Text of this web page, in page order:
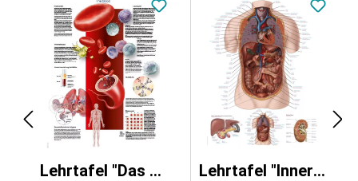
Lehrtafel "Das Blut", 70x100cm Lehrtafel "Innere Organe", 70x100cm